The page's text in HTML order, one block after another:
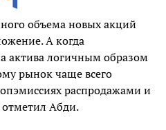
объема новых акций
А когда
актива логичным образом
рынок чаще всего
распродажами и
Абди.